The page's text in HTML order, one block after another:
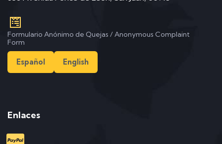
Formulario Anónimo de Quejas / Anonymous Complaint
Form
Español English
Enlaces